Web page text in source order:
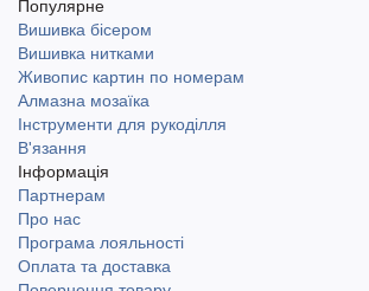
Популярне
Вишивка бісером
Вишивка нитками
Живопис картин по номерам
Алмазна мозаїка
Інструменти для рукоділля
В'язання
Інформація
Партнерам
Про нас
Програма лояльності
Оплата та доставка